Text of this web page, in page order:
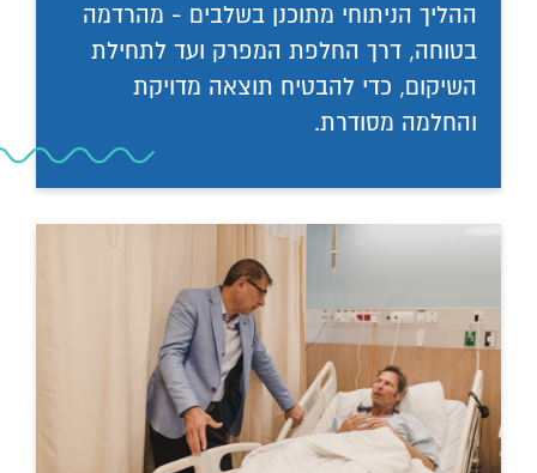
ההליך הניתוחי מתוכנן בשלבים - מהרדמה
בטוחה, דרך החלפת המפרק ועד לתחילת
השיקום, כדי להבטיח תוצאה מדויקת
והחלמה מסודרת.